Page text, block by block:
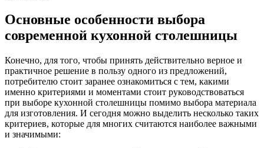
Основные особенности выбора
современной кухонной столешницы
Конечно, для того, чтобы принять действительно верное и
практичное решение в пользу одного из предложений,
потребителю стоит заранее ознакомиться с тем, какими
именно критериями и моментами стоит руководствоваться
при выборе кухонной столешницы помимо выбора материала
для изготовления. И сегодня можно выделить несколько таких
критериев, которые для многих считаются наиболее важными
и значимыми: